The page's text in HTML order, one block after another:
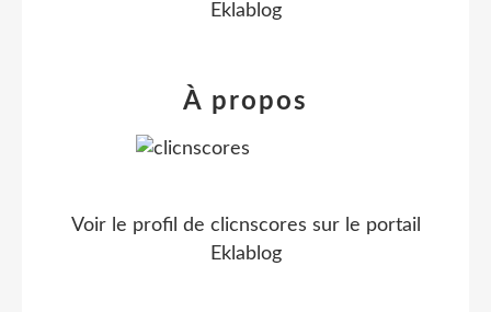
Eklablog
À propos
Voir le profil de clicnscores sur le portail
Eklablog